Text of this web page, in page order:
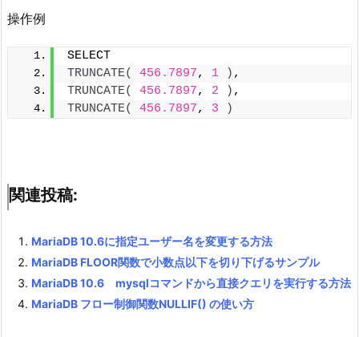
操作例
SELECT
TRUNCATE( 456.7897, 1 ) ,
TRUNCATE( 456.7897, 2 ) ,
TRUNCATE( 456.7897, 3 )
関連投稿:
MariaDB 10.6に指定ユーザー名を変更する方法
MariaDB FLOOR関数で小数点以下を切り下げるサンプル
MariaDB 10.6 mysqlコマンドから直接クエリを実行する方法
MariaDB フロー制御関数NULLIF() の使い方